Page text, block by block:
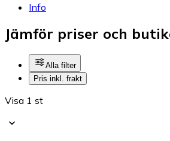
Info
Jämför priser och
Alla filter
Pris inkl. frakt
Visa 1 st